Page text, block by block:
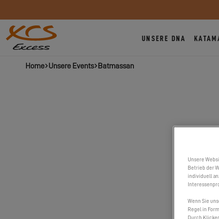
UNSERE DNA
Home Unsere Events Batmassan
Unsere
Betrieb der
individuell
Wenn Sie
Regel in
Durch Klicken